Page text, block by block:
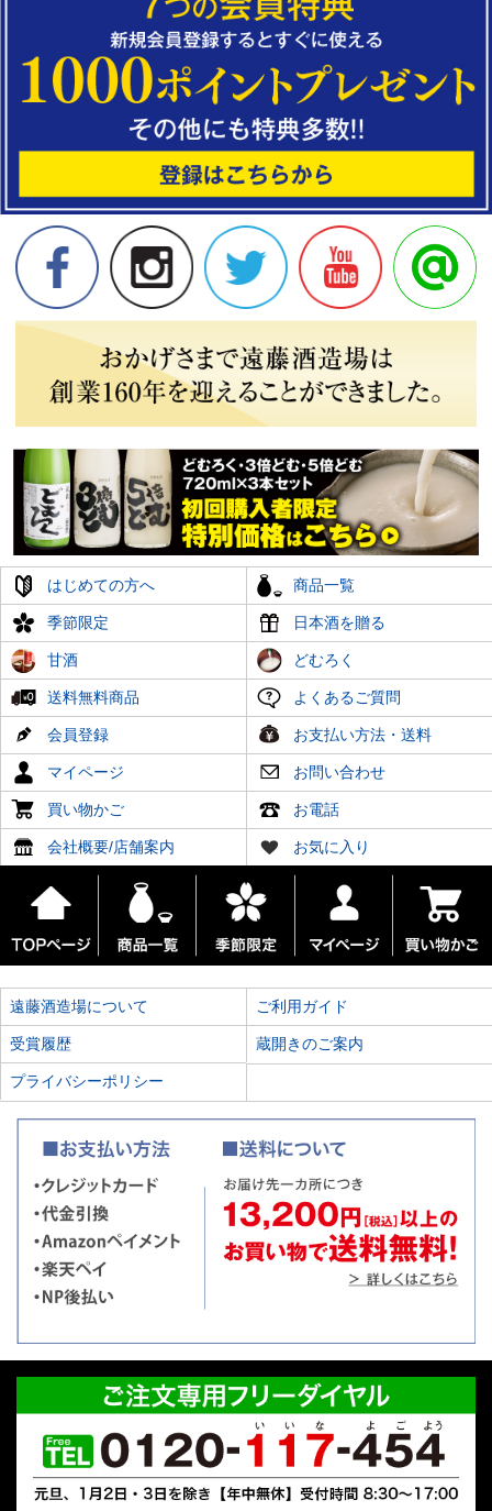
はじめての方へ 商品一覧
季節限定 日本酒を贈る
甘酒 どむろく
送料無料商品 よくあるご質問
会員登録 お支払い方法・送料
マイページ お問い合わせ
買い物かご お電話
会社概要/店舗案内 お気に入り
遠藤酒造場について ご利用ガイド
受賞履歴 蔵開きのご案内
プライバシーポリシー